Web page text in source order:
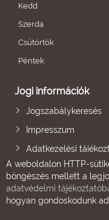
Kedd
Szerda
Csütörtök
Péntek
Jogi információk
Jogszabálykeresés
Impresszum
Adatkezelési
A weboldalon HTTP-
böngészés mellett a
adatvédelmi
hogyan gondoskodunk